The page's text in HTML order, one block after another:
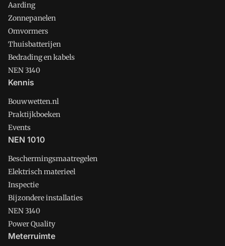
Aarding
Zonnepanelen
Omvormers
Thuisbatterijen
Bedrading en kabels
NEN 3140
Kennis
Bouwwetten.nl
Praktijkboeken
Events
NEN 1010
Beschermingsmaatregelen
Elektrisch materieel
Inspectie
Bijzondere installaties
NEN 3140
Power Quality
Meterruimte